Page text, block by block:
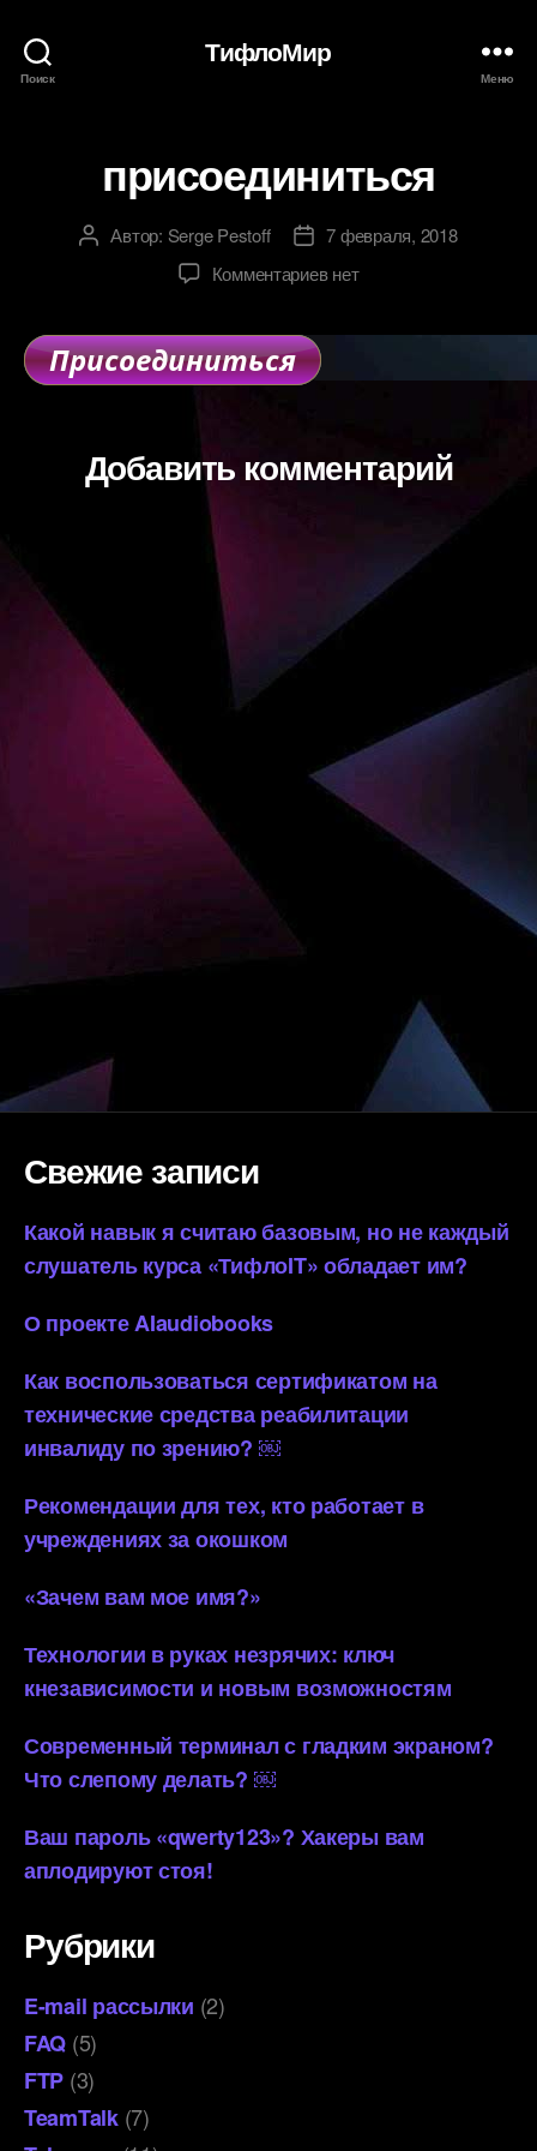
Поиск
ТифлоМир
Меню
присоединиться
АвторАвтор: Serge Pestoff
Дата7 февраля, 2018
Комментариевк
нет
Добавить комментарий
Свежие записи
Какой навык я считаю базовым, но не каждый
слушатель курса «ТифлоIT» обладает им?
О проекте AIaudiobooks
Как воспользоваться сертификатом на
технические средства реабилитации
инвалиду по зрению? ￼
Рекомендации для тех, кто работает в
учреждениях за окошком
«Зачем вам мое имя?»
Технологии в руках незрячих: ключ
кнезависимости и новым возможностям
Современный терминал с гладким экраном?
Что слепому делать? ￼
Ваш пароль «qwerty123»? Хакеры вам
аплодируют стоя!
Рубрики
E-mail рассылки (2)
FAQ (5)
FTP (3)
TeamTalk(7)